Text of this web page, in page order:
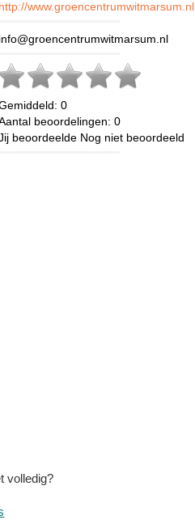
http://www.groencentrumwitmarsum.nl
info@groencentrumwitmarsum.nl
0
beoordelingen:0
beoordeelde Nog niet beoordeeld
volledig?